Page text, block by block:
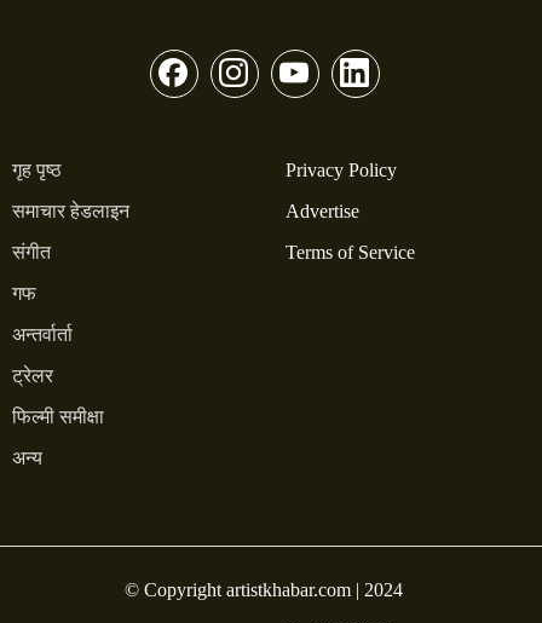
गृह पृष्ठ
समाचार हेडलाइन
संगीत
गफ
अन्तर्वार्ता
ट्रेलर
फिल्मी समीक्षा
अन्य
Privacy Policy
Advertise
Terms of Service
© Copyright artistkhabar.com | 2024